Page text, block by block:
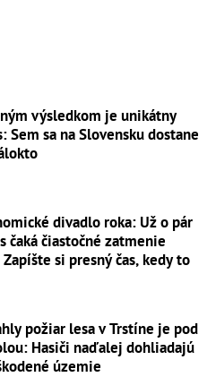
výsledkom je unikátny
Sem sa na Slovensku dostane
divadlo roka: Už o pár
čaká čiastočné zatmenie
si presný čas, kedy to
požiar lesa v Trstíne je pod
Hasiči naďalej dohliadajú
územie